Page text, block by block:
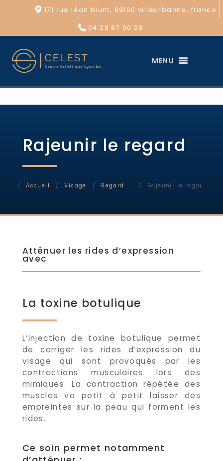
171 rue léon blum, 69100 villeurbanne, france
04 28 87 00 38
MENU
Rajeunir le regard
Accueil Visage Regard Rajeunir le regard
Atténuer les rides d’expression
avec
La toxine botulique
L’injection de toxine botulique permet
de corriger les rides d’expression du
visage qui sont provoqués par les
contractions musculaires lors des
mimiques. La contraction répétée des
muscles va petit à petit laisser des
empreintes sur la peau qui forment les
rides.
Ce soin permet notamment